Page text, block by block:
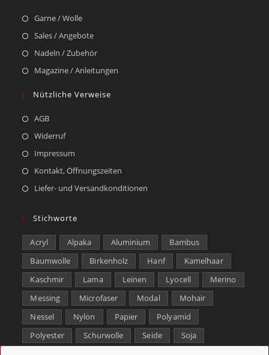
Garne / Wolle
Sales / Angebote
Nadeln / Zubehör
Magazine / Anleitungen
Nützliche Verweise
AGB
Widerruf
Impressum
Kontakt, Öffnungszeiten
Liefer- und Versandkonditionen
Stichworte
Acryl Alpaka Aluminium
Bambus
Baumwolle
Birkenholz Hanf
Kamelhaar
Kaschmir
Lama Leinen Lyocell
Merino
Messing
Microfaser Modal
Mohair
Nessel
Nylon Papier
Polyamid
Polyester
Schurwolle Seide
Soja